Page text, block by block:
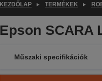
KEZDŐLAP TERMÉKEK
Epson SCARA
Műszaki specifikációk